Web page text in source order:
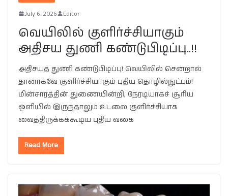
July 6, 2026 Editor
வெயிலில் குளிர்ச்சியாகும்
அதிசய துணி கண்டுபிடிப்பு..!!
அதிசயத் துணி கண்டுபிடிப்பு! வெயிலில் சென்றால்
தானாகவே குளிர்ச்சியாகும் புதிய தொழில்நுட்பம்!
மின்சாரத்தின் துணையின்றி, நேரடியாகச் சூரிய
ஒளியில் இருந்தாலும் உடலை குளிர்ச்சியாக
வைத்திருக்கக்கூடிய புதிய வகை
Read More